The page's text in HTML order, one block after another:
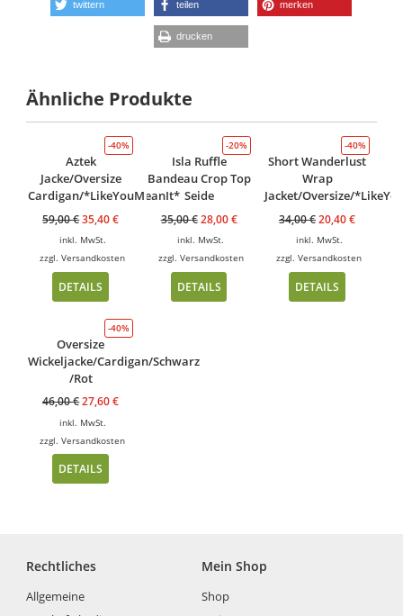
twittern teilen merken
drucken
Ähnliche Produkte
-40%
Aztek
Jacke/Oversize
Cardigan/*LikeYouMeanIt*
59,00€35,40€
inkl. MwSt.
zzgl.Versandkosten
DETAILS
-20%
Isla Ruffle
Bandeau Crop Top
Seide
35,00€ 28,00€
inkl. MwSt.
zzgl. Versandkosten
DETAILS
-40%
Short Wanderlust
Wrap
Jacket/Oversize/
34,00€20,40€
inkl. MwSt.
zzgl.Versandkosten
DETAILS
-40%
Oversize
Wickeljacke/Cardigan/Schwarz
/Rot
46,00€27,60€
inkl. MwSt.
zzgl.Versandkosten
DETAILS
Rechtliches
Allgemeine
Mein Shop
Shop